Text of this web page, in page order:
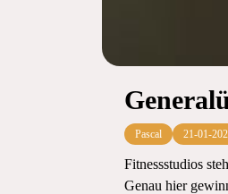
Pascal 21-01-
Fitnessstudios
Genau hier